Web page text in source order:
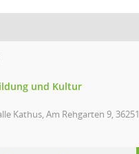
und Kultur
Kathus, Am Rehgarten 9, 36251